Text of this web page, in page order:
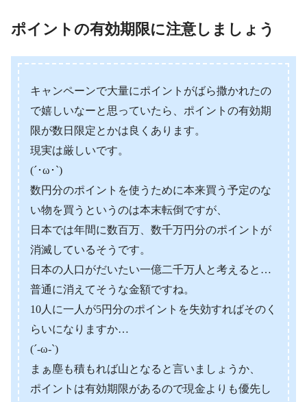
ポイントの有効期限に注意しましょう
キャンペーンで大量にポイントがばら撒かれたの
で嬉しいなーと思っていたら、ポイントの有効期
限が数日限定とかは良くあります。
現実は厳しいです。
(´･ω･`)
数円分のポイントを使うために本来買う予定のな
い物を買うというのは本末転倒ですが、
日本では年間に数百万、数千万円分のポイントが
消滅しているそうです。
日本の人口がだいたい一億二千万人と考えると…
普通に消えてそうな金額ですね。
10人に一人が5円分のポイントを失効すればそのく
らいになりますか…
(´-ω-`)
まぁ塵も積もれば山となると言いましょうか、
ポイントは有効期限があるので現金よりも優先し